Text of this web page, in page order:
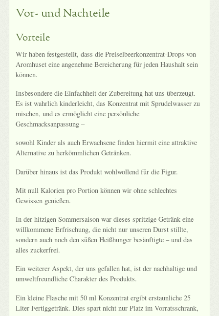
Vor- und Nachteile
Vorteile
Wir haben festgestellt, dass die Preiselbeerkonzentrat-Drops von
Aromhuset eine angenehme Bereicherung für jeden Haushalt sein
können.
Insbesondere die Einfachheit der Zubereitung hat uns überzeugt.
Es ist wahrlich kinderleicht, das Konzentrat mit Sprudelwasser zu
mischen, und es ermöglicht eine persönliche
Geschmacksanpassung –
sowohl Kinder als auch Erwachsene finden hiermit eine attraktive
Alternative zu herkömmlichen Getränken.
Darüber hinaus ist das Produkt wohlwollend für die Figur.
Mit null Kalorien pro Portion können wir ohne schlechtes
Gewissen genießen.
In der hitzigen Sommersaison war dieses spritzige Getränk eine
willkommene Erfrischung, die nicht nur unseren Durst stillte,
sondern auch noch den süßen Heißhunger besänftigte – und das
alles zuckerfrei.
Ein weiterer Aspekt, der uns gefallen hat, ist der nachhaltige und
umweltfreundliche Charakter des Produkts.
Ein kleine Flasche mit 50 ml Konzentrat ergibt erstaunliche 25
Liter Fertiggetränk. Dies spart nicht nur Platz im Vorratsschrank,